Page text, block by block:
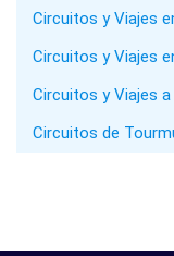
Circuitos y Viajes
Circuitos y Viajes
Circuitos y Viajes a
Circuitos de